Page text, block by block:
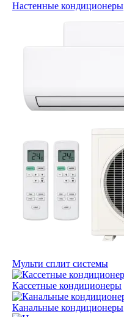
Настенные кондиционеры
Мульти сплит системы
Кассетные кондиционеры
Канальные кондиционеры